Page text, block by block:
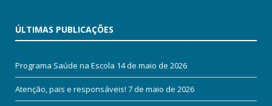
ÚLTIMAS PUBLICAÇÕES
Programa Saúde na Escola 14 de maio de 2026
Atenção, pais e responsáveis! 7 de maio de 2026